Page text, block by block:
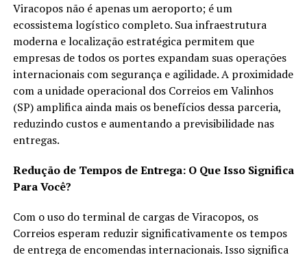
Viracopos não é apenas um aeroporto; é um
ecossistema logístico completo. Sua infraestrutura
moderna e localização estratégica permitem que
empresas de todos os portes expandam suas operações
internacionais com segurança e agilidade. A proximidade
com a unidade operacional dos Correios em Valinhos
(SP) amplifica ainda mais os benefícios dessa parceria,
reduzindo custos e aumentando a previsibilidade nas
entregas.
Redução de Tempos de Entrega: O Que Isso Significa
Para Você?
Com o uso do terminal de cargas de Viracopos, os
Correios esperam reduzir significativamente os tempos
de entrega de encomendas internacionais. Isso significa